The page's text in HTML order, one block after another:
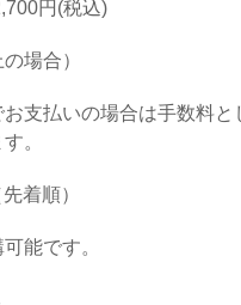
円(税込)
場合）
お支払いの場合は手数料と
。
着順）
能です。